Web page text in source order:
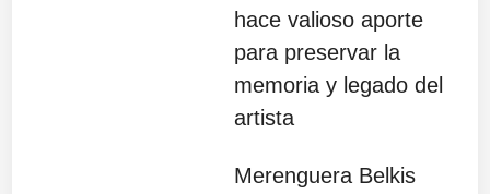
hace valioso aporte
para preservar la
memoria y legado del
artista
Merenguera Belkis